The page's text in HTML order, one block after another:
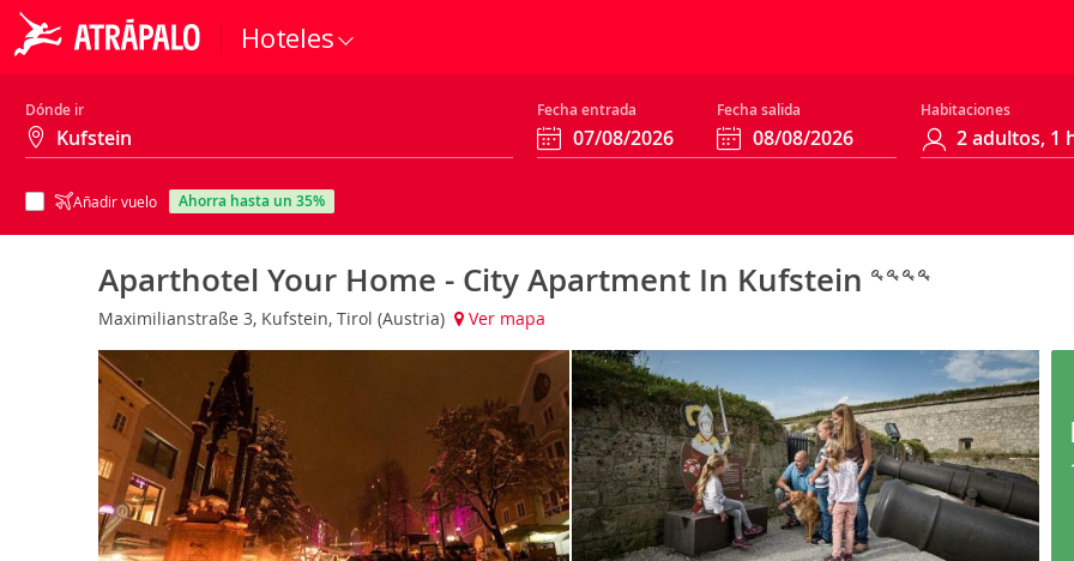
Hoteles
Dónde ir Fecha entrada Fecha salida Habitaciones
Añadir vuelo ahorra hasta un 35%
Aparthotel Your Home - City Apartment In Kufstein
Maximilianstraße 3, Kufstein, Tirol (Austria) Ver mapa